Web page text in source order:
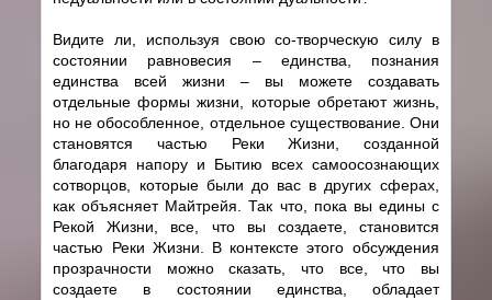
Видите ли, используя свою cо-творческую силу в
состоянии равновесия – единства, познания
единства всей жизни – вы можете создавать
отдельные формы жизни, которые обретают жизнь,
но не обособленное, отдельное существование. Они
становятся частью Реки Жизни, созданной
благодаря напору и Бытию всех самоосознающих
cотворцов, которые были до вас в других сферах,
как объясняет Майтрейя. Так что, пока вы едины с
Рекой Жизни, все, что вы создаете, становится
частью Реки Жизни. В контексте этого обсуждения
прозрачности можно сказать, что все, что вы
создаете в состоянии единства, обладает